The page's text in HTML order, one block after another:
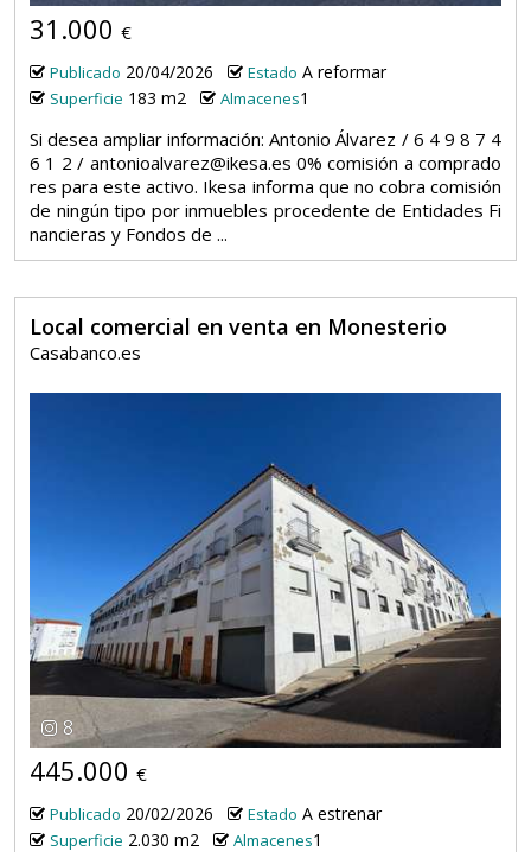
31.000 €
Publicado 20/04/2026 Estado A reformar
Superficie 183 m2 Almacenes1
Si desea ampliar información: Antonio Álvarez / 6 4 9 8 7 4
6 1 2 / antonioalvarez@ikesa.es 0% comisión a comprado
res para este activo. Ikesa informa que no cobra comisión
de ningún tipo por inmuebles procedente de Entidades Fi
nancieras y Fondos de ...
Local comercial en venta en Monesterio
Casabanco.es
8
445.000 €
Publicado 20/02/2026 Estado A estrenar
Superficie 2.030 m2 Almacenes1